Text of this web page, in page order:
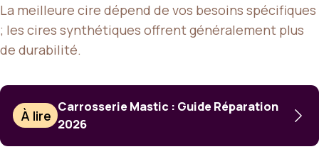
La meilleure cire dépend de vos besoins spécifiques
; les cires synthétiques offrent généralement plus
de durabilité.
À lire
Carrosserie Mastic : Guide Réparation
2026